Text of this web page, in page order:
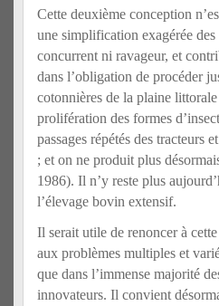
Cette deuxième conception
une simplification exagérée
concurrent ni ravageur, et
dans l’obligation de procéder
cotonnières de la plaine
prolifération des formes
passages répétés des tracteurs
; et on ne produit plus
1986). Il n’y reste plus
l’élevage bovin extensif.
Il serait utile de renoncer à
aux problèmes multiples et
que dans l’immense majorité
innovateurs. Il convient